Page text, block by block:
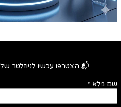
📬 הצטרפו עכשיו לניוזלטר של
שם מלא *